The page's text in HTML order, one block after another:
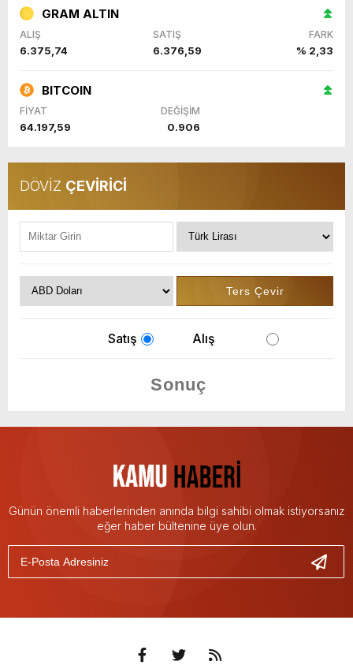
GRAM ALTIN
ALIŞ SATIŞ FARK
6.375,74 6.376,59 % 2,33
BITCOIN
FİYAT DEĞİŞİM
64.197,59 0.906
DÖVİZ ÇEVİRİCİ
Satış Alış
Günün önemli haberlerinden anında bilgi sahibi olmak istiyorsanız
eğer haber bültenine üye olun.